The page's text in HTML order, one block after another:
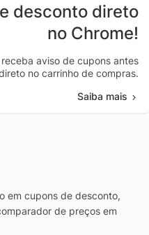
desconto direto
no Chrome!
aviso de cupons antes
no carrinho de compras.
Saiba mais
em cupons de desconto,
de preços em